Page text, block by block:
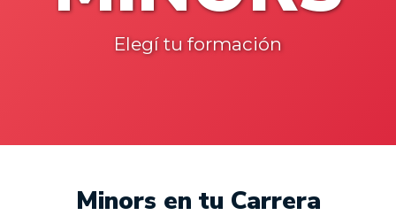
Elegí tu formación
Minors en tu Carrera